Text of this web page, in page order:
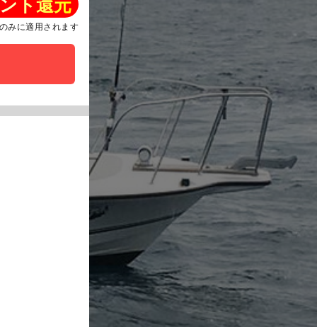
ト還元
みに適用されます